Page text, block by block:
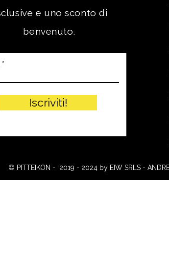
e uno sconto di
benvenuto.
Iscriviti!
© PITTEIKON - 2019 - 2024 by EIW SRLS -